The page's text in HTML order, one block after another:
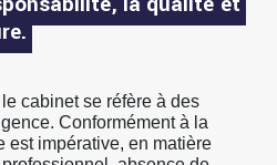
cabinet se réfère à des
Conformément à la
est impérative, en matière